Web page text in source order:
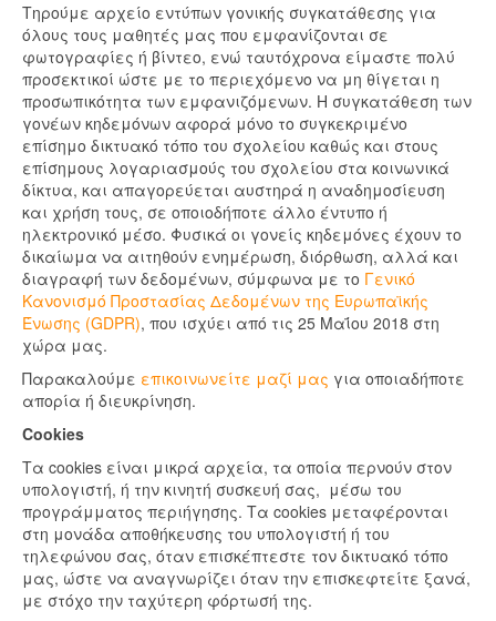
Τηρούμε αρχείο εντύπων γονικής συγκατάθεσης για
όλους τους μαθητές μας που εμφανίζονται σε
φωτογραφίες ή βίντεο, ενώ ταυτόχρονα είμαστε πολύ
προσεκτικοί ώστε με το περιεχόμενο να μη θίγεται η
προσωπικότητα των εμφανιζόμενων. Η συγκατάθεση των
γονέων κηδεμόνων αφορά μόνο το συγκεκριμένο
επίσημο δικτυακό τόπο του σχολείου καθώς και στους
επίσημους λογαριασμούς του σχολείου στα κοινωνικά
δίκτυα, και απαγορεύεται αυστηρά η αναδημοσίευση
και χρήση τους, σε οποιοδήποτε άλλο έντυπο ή
ηλεκτρονικό μέσο. Φυσικά οι γονείς κηδεμόνες έχουν το
δικαίωμα να αιτηθούν ενημέρωση, διόρθωση, αλλά και
διαγραφή των δεδομένων, σύμφωνα με το Γενικό
Κανονισμό Προστασίας Δεδομένων της Ευρωπαϊκής
Ένωσης (GDPR), που ισχύει από τις 25 Μαΐου 2018 στη
χώρα μας.
Παρακαλούμε επικοινωνείτε μαζί μας για οποιαδήποτε
απορία ή διευκρίνηση.
Cookies
Τα cookies είναι μικρά αρχεία, τα οποία περνούν στον
υπολογιστή, ή την κινητή συσκευή σας, μέσω του
προγράμματος περιήγησης. Τα cookies μεταφέρονται
στη μονάδα αποθήκευσης του υπολογιστή ή του
τηλεφώνου σας, όταν επισκέπτεστε τον δικτυακό τόπο
μας, ώστε να αναγνωρίζει όταν την επισκεφτείτε ξανά,
με στόχο την ταχύτερη φόρτωσή της.